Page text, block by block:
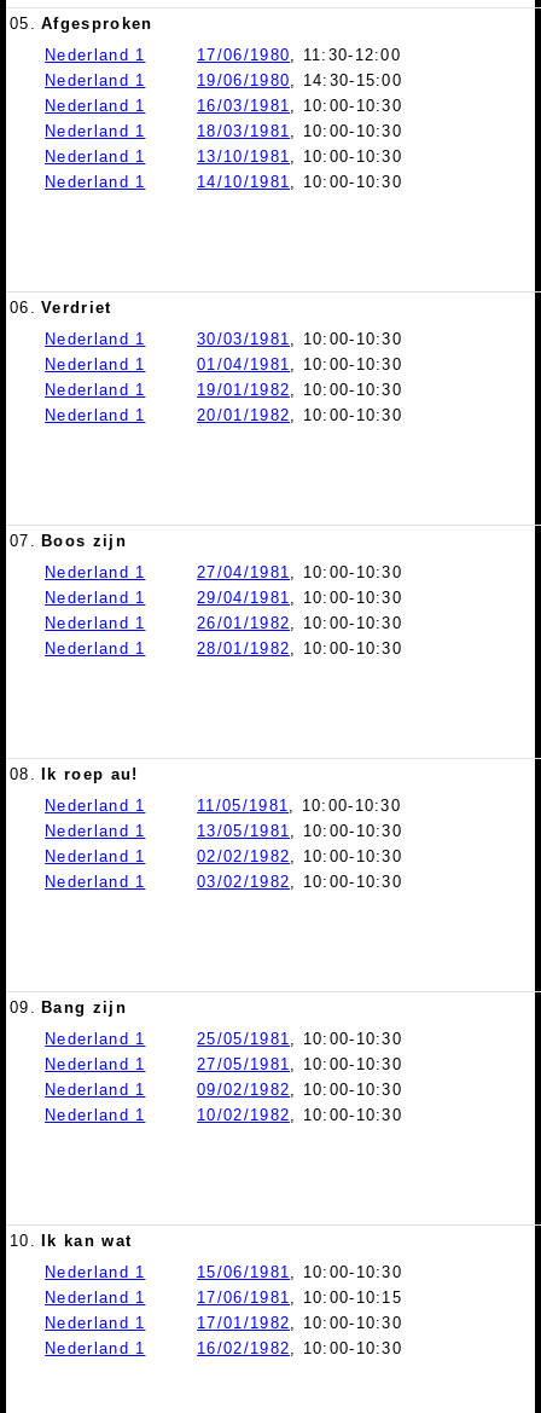
05. Afgesproken
Nederland 1
17/06/1980, 11:30-12:00
Nederland 1
19/06/1980, 14:30-15:00
Nederland 1
16/03/1981, 10:00-10:30
Nederland 1
18/03/1981, 10:00-10:30
Nederland 1
13/10/1981, 10:00-10:30
Nederland 1
14/10/1981, 10:00-10:30
06. Verdriet
Nederland 1
30/03/1981, 10:00-10:30
Nederland 1
01/04/1981, 10:00-10:30
Nederland 1
19/01/1982, 10:00-10:30
Nederland 1
20/01/1982, 10:00-10:30
07. Boos zijn
Nederland 1
27/04/1981, 10:00-10:30
Nederland 1
29/04/1981, 10:00-10:30
Nederland 1
26/01/1982, 10:00-10:30
Nederland 1
28/01/1982, 10:00-10:30
08.
Ik roep au!
Nederland 1
11/05/1981, 10:00-10:30
Nederland 1
13/05/1981, 10:00-10:30
Nederland 1
02/02/1982, 10:00-10:30
Nederland 1
03/02/1982, 10:00-10:30
09. Bang zijn
Nederland 1
25/05/1981, 10:00-10:30
Nederland 1
27/05/1981, 10:00-10:30
Nederland 1
09/02/1982, 10:00-10:30
Nederland 1
10/02/1982, 10:00-10:30
10.
Ik kan wat
Nederland 1
15/06/1981, 10:00-10:30
Nederland 1
17/06/1981, 10:00-10:15
Nederland 1
17/01/1982, 10:00-10:30
Nederland 1
16/02/1982, 10:00-10:30